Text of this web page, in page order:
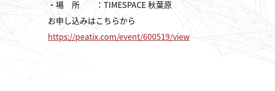
・場 所 ：TIMESPACE 秋葉原
お申し込みはこちらから
https://peatix.com/event/600519/view